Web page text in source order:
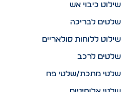
שילוט כיבוי אש
שלטים לבריכה
שילוט ללוחות סולאריים
שלטים לרכב
שלטי מתכת/שלטי פח